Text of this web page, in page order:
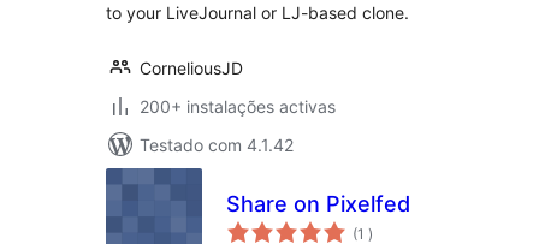
to your LiveJournal or LJ-based clone.
CorneliousJD
200+ instalações activas
Testado com 4.1.42
Share on Pixelfed
(1 classificações
)